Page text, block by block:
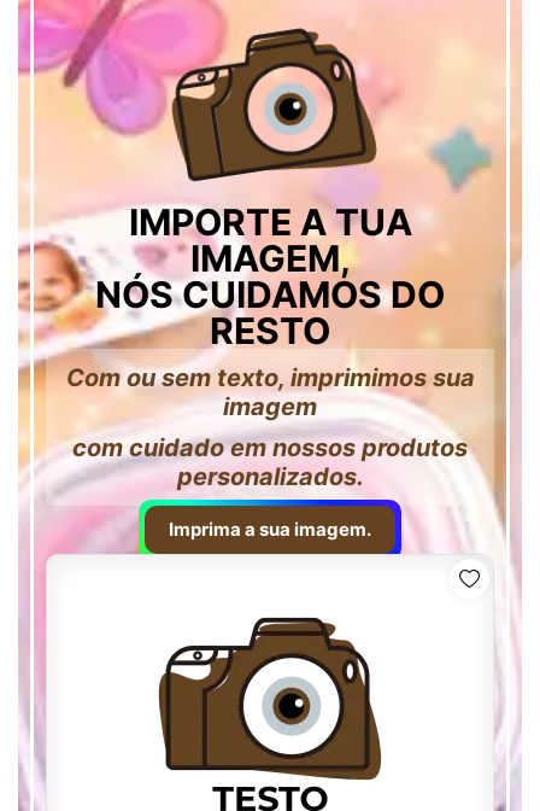
IMPORTE A TUA
IMAGEM,
NÓS CUIDAMOS DO
RESTO
Com ou sem texto, imprimimos sua
imagem
com cuidado em nossos produtos
personalizados.
Imprima a sua imagem.